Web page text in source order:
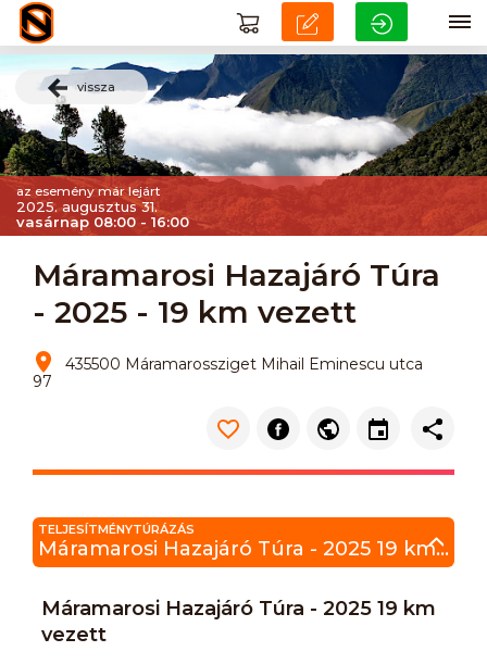
vissza
az esemény már lejárt
2025. augusztus 31.
vasárnap 08:00 - 16:00
Máramarosi Hazajáró Túra
- 2025 - 19 km vezett
435500 Máramarossziget Mihail Eminescu utca
97
TELJESÍTMÉNYTÚRÁZÁS
Máramarosi Hazajáró Túra - 2025 19 km vezett
Máramarosi Hazajáró Túra - 2025 19 km
vezett